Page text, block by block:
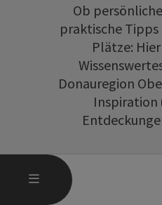
MENÜ
Ob persönliche
praktische
Plätze:
Donauregion
Inspiration